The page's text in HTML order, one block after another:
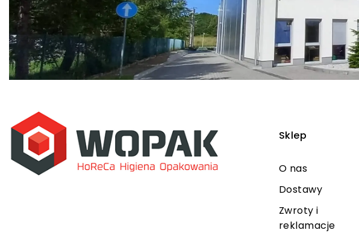
Sklep
O nas
Dostawy
Zwroty i
reklamacje